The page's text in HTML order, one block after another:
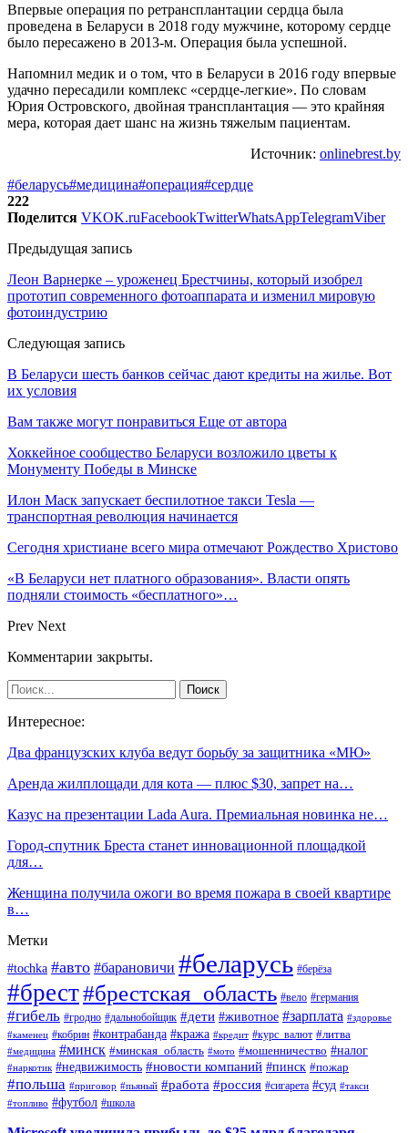
Впервые операция по ретрансплантации сердца была
проведена в Беларуси в 2018 году мужчине, которому сердце
было пересажено в 2013-м. Операция была успешной.
Напомнил медик и о том, что в Беларуси в 2016 году впервые
удачно пересадили комплекс «сердце-легкие». По словам
Юрия Островского, двойная трансплантация — это крайняя
мера, которая дает шанс на жизнь тяжелым пациентам.
Источник: onlinebrest.by
#беларусь#медицина#операция#сердце
222
Поделится VKOK.ruFacebookTwitterWhatsAppTelegramViber
Предыдущая запись
Леон Варнерке – уроженец Брестчины, который изобрел
прототип современного фотоаппарата и изменил мировую
фотоиндустрию
Следующая запись
В Беларуси шесть банков сейчас дают кредиты на жилье. Вот
их условия
Вам также могут понравиться Еще от автора
Хоккейное сообщество Беларуси возложило цветы к
Монументу Победы в Минске
Илон Маск запускает беспилотное такси Tesla —
транспортная революция начинается
Сегодня христиане всего мира отмечают Рождество Христово
«В Беларуси нет платного образования». Власти опять
подняли стоимость «бесплатного»…
Prev Next
Комментарии закрыты.
Интересное:
Два французских клуба ведут борьбу за защитника «МЮ»
Аренда жилплощади для кота — плюс $30, запрет на…
Казус на презентации Lada Aura. Премиальная новинка не…
Город-спутник Бреста станет инновационной площадкой
для…
Женщина получила ожоги во время пожара в своей квартире
в…
Метки
#tochka #авто #барановичи #беларусь #берёза
#брест#брестская_область #вело #германия
#гибель #гродно #дальнобойщик #дети #животное #зарплата #здоровье
#каменец #кобрин #контрабанда #кража #кредит #курс_валют #литва
#медицина #минск #минская_область #мото #мошенничество #налог
#наркотик #недвижимость #новости компаний #пинск #пожар
#польша #приговор #пьяный #работа #россия #сигарета #суд #такси
#топливо #футбол #школа